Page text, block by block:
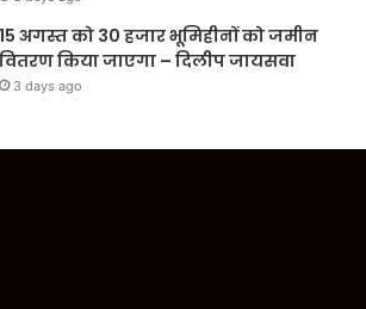
15 अगस्त को 30 हजार भूमिहीनों को जमीन
वितरण किया जाएगा – दिलीप जायसवा
3 days ago